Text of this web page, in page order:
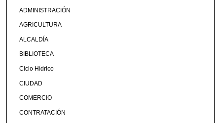
ADMINISTRACIÓN
AGRICULTURA
ALCALDÍA
BIBLIOTECA
Ciclo Hídrico
CIUDAD
COMERCIO
CONTRATACIÓN